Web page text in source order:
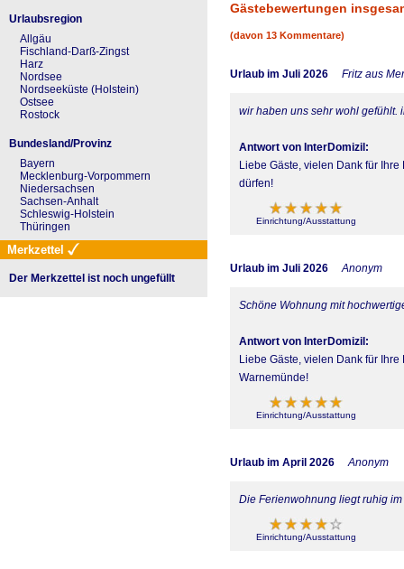
Gästebewertungen
(davon 13 Kommentare)
Urlaub im Juli 2026 Fritz aus
wir haben uns sehr wohl gefühlt.
Antwort von InterDomizil:
Liebe Gäste, vielen Dank für
dürfen!
Einrichtung/Ausstattung
Urlaub im Juli 2026 Anonym
Schöne Wohnung mit
Antwort von InterDomizil:
Liebe Gäste, vielen Dank für
Warnemünde!
Einrichtung/Ausstattung
Urlaub im April 2026 Anonym
Die Ferienwohnung liegt ruhig
Einrichtung/Ausstattung
Urlaubsregion
Allgäu
Fischland-Darß-Zingst
Harz
Nordsee
Nordseeküste (Holstein)
Ostsee
Rostock
Bundesland/Provinz
Bayern
Mecklenburg-Vorpommern
Niedersachsen
Sachsen-Anhalt
Schleswig-Holstein
Thüringen
Merkzettel
Der Merkzettel ist noch ungefüllt